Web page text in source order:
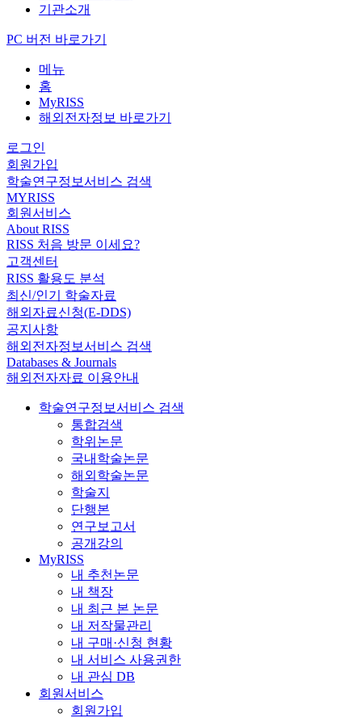
기관소개
PC 버전 바로가기
메뉴
홈
MyRISS
해외전자정보 바로가기
로그인
회원가입
학술연구정보서비스 검색
MYRISS
회원서비스
About RISS
RISS 처음 방문 이세요?
고객센터
RISS 활용도 분석
최신/인기 학술자료
해외자료신청(E-DDS)
공지사항
해외전자정보서비스 검색
Databases & Journals
해외전자자료 이용안내
학술연구정보서비스 검색
통합검색
학위논문
국내학술논문
해외학술논문
학술지
단행본
연구보고서
공개강의
MyRISS
내 추천논문
내 책장
내 최근 본 논문
내 저작물관리
내 구매·신청 현황
내 서비스 사용권한
내 관심 DB
회원서비스
회원가입